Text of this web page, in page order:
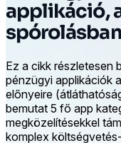
applikáció,
spórolásban
Ez a cikk részletesen
pénzügyi applikációk
előnyeire
bemutat 5 fő app
megközelítésekkel
komplex